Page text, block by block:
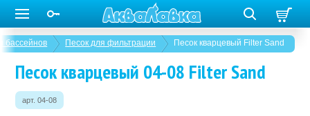
бассейнов Песок для фильтрации Песок кварцевый Filter Sand
Песок кварцевый 04-08 Filter Sand
арт. 04-08